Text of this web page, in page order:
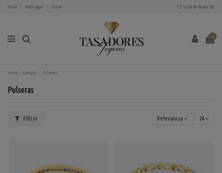
Envío Nota Legal Inicio Lista de Deseos (0)
0
Inicio Comprar Pulseras
Pulseras
Filtrar Relevancia 24